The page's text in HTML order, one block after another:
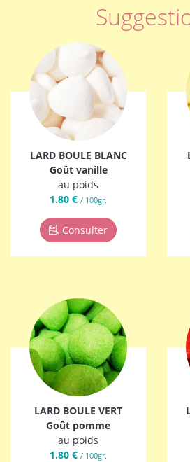
LARD BOULE BLANC
Goût vanille
au poids
1.80 € / 100gr.
Consulter
LARD BOULE VERT
Goût pomme
au poids
1.80 € / 100gr.